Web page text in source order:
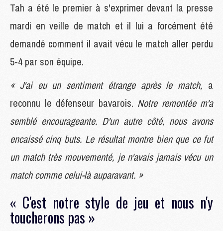
Tah a été le premier à s'exprimer devant la presse
mardi en veille de match et il lui a forcément été
demandé comment il avait vécu le match aller perdu
5-4 par son équipe.
« J'ai eu un sentiment étrange après le match, a
reconnu le défenseur bavarois. Notre remontée m'a
semblé encourageante. D'un autre côté, nous avons
encaissé cinq buts. Le résultat montre bien que ce fut
un match très mouvementé, je n'avais jamais vécu un
match comme celui-là auparavant. »
« C'est notre style de jeu et nous n'y
toucherons pas »